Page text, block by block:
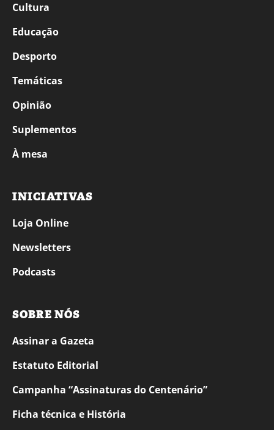
Cultura
Educação
Desporto
Temáticas
Opinião
Suplementos
À mesa
INICIATIVAS
Loja Online
Newsletters
Podcasts
SOBRE NÓS
Assinar a Gazeta
Estatuto Editorial
Campanha “Assinaturas do Centenário”
Ficha técnica e História